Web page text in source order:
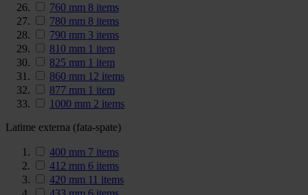
760 mm 8 items
780 mm 8 items
790 mm 3 items
810 mm 1 item
825 mm 1 item
860 mm 12 items
877 mm 1 item
1000 mm 2 items
Latime externa (fata-spate)
400 mm 7 items
412 mm 6 items
420 mm 11 items